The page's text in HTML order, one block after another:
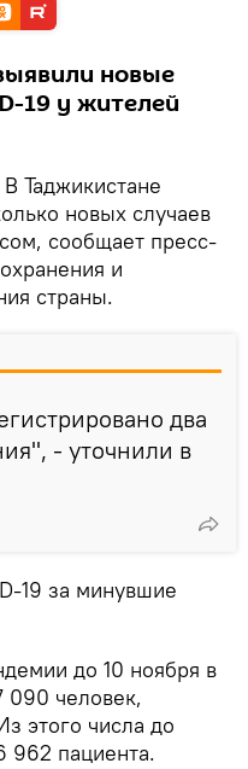
новые
19 у жителей
В Таджикистане
новых случаев
сообщает пресс-
и
страны.
два
- уточнили в
19 за минувшие
до 10 ноября в
090 человек,
этого числа до
962 пациента.